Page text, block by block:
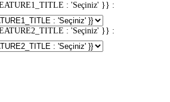
: 'Seçiniz' }} :
: 'Seçiniz' }} :